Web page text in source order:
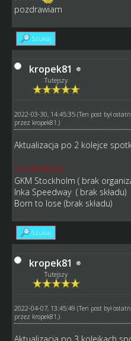
pozdrawiam
Szukaj
kropek81
Tutejszy
2022-03-30, 14:45:35 (Ten post był
przez kropek81 .)
Aktualizacja po 2 kolejce
UPOMNIENIA:
GKM Stockholm ( brak
Inka Speedway ( brak składu)
Born to lose (brak składu)
Szukaj
kropek81
Tutejszy
2022-04-07, 13:45:49 (Ten post był
przez kropek81 .)